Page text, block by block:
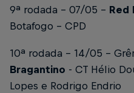
9ª rodada - 07/05 - Red
Botafogo - CPD
10ª rodada - 14/05 -
Bragantino - CT Hélio
Lopes e Rodrigo Endrio